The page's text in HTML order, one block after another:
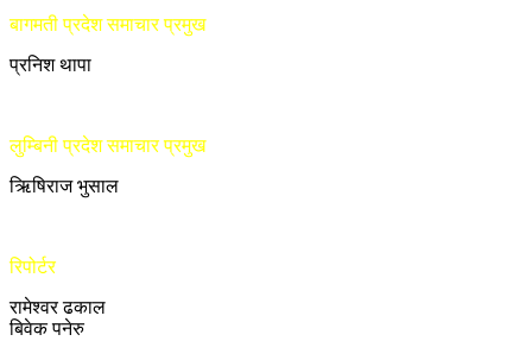
बागमती प्रदेश समाचार प्रमुख
प्रनिश थापा
लुम्बिनी प्रदेश समाचार प्रमुख
ऋिषिराज भुसाल
रिपोर्टर
रामेश्वर ढकाल
बिवेक पनेरु